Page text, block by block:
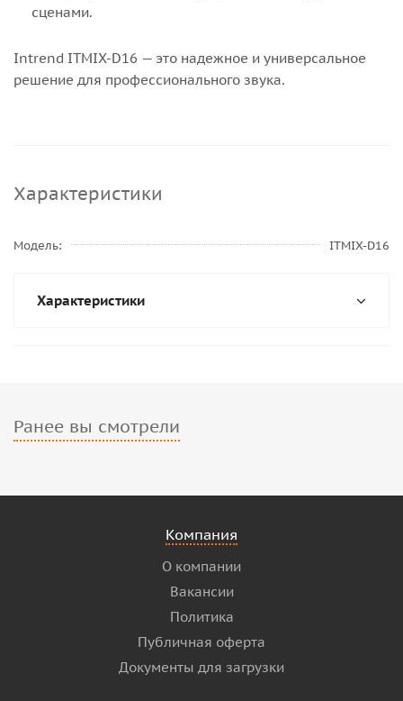
сценами.
Intrend ITMIX-D16 — это надежное и универсальное
решение для профессионального звука.
Характеристики
Модель ITMIX-D16
Характеристики
Ранее вы смотрели
Компания
О компании
Вакансии
Политика
Публичная оферта
Документы для загрузки